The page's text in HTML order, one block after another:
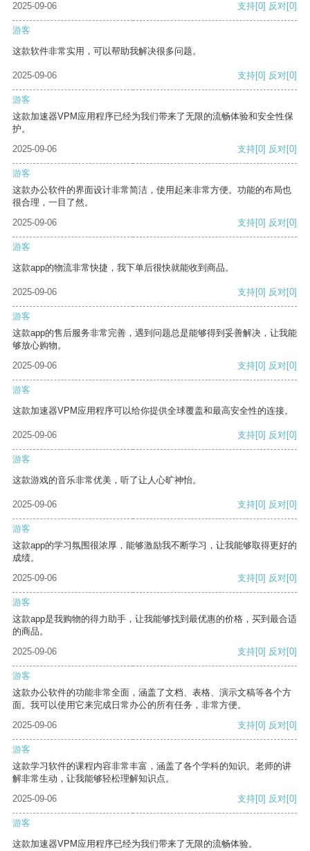
2025-09-06 支持[0] 反对[0]
游客
这款软件非常实用，可以帮助我解决很多问题。
2025-09-06 支持[0] 反对[0]
游客
这款加速器VPM应用程序已经为我们带来了无限的流畅体验和安全性保
护。
2025-09-06
支持[0] 反对[0]
游客
这款办公软件的界面设计非常简洁，使用起来非常方便。功能的布局也
很合理，一目了然。
2025-09-06
支持[0] 反对[0]
游客
这款app的物流非常快捷，我下单后很快就能收到商品。
2025-09-06 支持[0] 反对[0]
游客
这款app的售后服务非常完善，遇到问题总是能够得到妥善解决，让我能
够放心购物。
2025-09-06
支持[0] 反对[0]
游客
这款加速器VPM应用程序可以给你提供全球覆盖和最高安全性的连接。
2025-09-06 支持[0] 反对[0]
游客
这款游戏的音乐非常优美，听了让人心旷神怡。
2025-09-06 支持[0] 反对[0]
游客
这款app的学习氛围很浓厚，能够激励我不断学习，让我能够取得更好的
成绩。
2025-09-06
支持[0] 反对[0]
游客
这款app是我购物的得力助手，让我能够找到最优惠的价格，买到最合适
的商品。
2025-09-06
支持[0] 反对[0]
游客
这款办公软件的功能非常全面，涵盖了文档、表格、演示文稿等各个方
面。我可以使用它来完成日常办公的所有任务，非常方便。
2025-09-06
支持[0] 反对[0]
游客
这款学习软件的课程内容非常丰富，涵盖了各个学科的知识。老师的讲
解非常生动，让我能够轻松理解知识点。
2025-09-06
支持[0] 反对[0]
游客
这款加速器VPM应用程序已经为我们带来了无限的流畅体验。